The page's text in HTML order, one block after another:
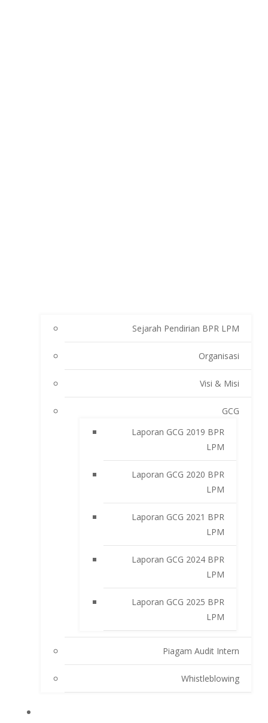
Sejarah Pendirian BPR LPM
Organisasi
Visi & Misi
GCG
Laporan GCG 2019 BPR
LPM
Laporan GCG 2020 BPR
LPM
Laporan GCG 2021 BPR
LPM
Laporan GCG 2024 BPR
LPM
Laporan GCG 2025 BPR
LPM
Piagam Audit Intern
Whistleblowing